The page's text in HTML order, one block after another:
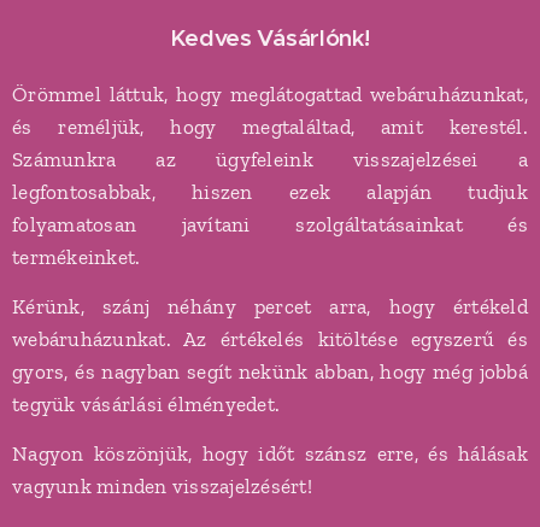
Kedves Vásárlónk!
Örömmel láttuk, hogy meglátogattad webáruházunkat,
és reméljük, hogy megtaláltad, amit kerestél.
Számunkra az ügyfeleink visszajelzései a
legfontosabbak, hiszen ezek alapján tudjuk
folyamatosan javítani szolgáltatásainkat és
termékeinket.
Kérünk, szánj néhány percet arra, hogy értékeld
webáruházunkat. Az értékelés kitöltése egyszerű és
gyors, és nagyban segít nekünk abban, hogy még jobbá
tegyük vásárlási élményedet.
Nagyon köszönjük, hogy időt szánsz erre, és hálásak
vagyunk minden visszajelzésért!